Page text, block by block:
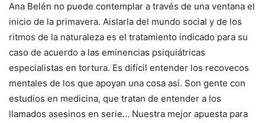
Ana Belén no puede contemplar a través de una ventana el
inicio de la primavera. Aislarla del mundo social y de los
ritmos de la naturaleza es el tratamiento indicado para su
caso de acuerdo a las eminencias psiquiátricas
especialistas en tortura. Es difícil entender los recovecos
mentales de los que apoyan una cosa así. Son gente con
estudios en medicina, que tratan de entender a los
llamados asesinos en serie… Nuestra mejor apuesta para